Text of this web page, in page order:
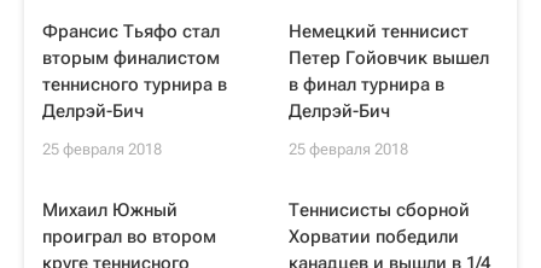
Франсис Тьяфо стал
вторым финалистом
теннисного турнира в
Делрэй-Бич
25 февраля 2018
Немецкий теннисист
Петер Гойовчик вышел
в финал турнира в
Делрэй-Бич
25 февраля 2018
Михаил Южный
проиграл во втором
круге теннисного
Теннисисты сборной
Хорватии победили
канадцев и вышли в 1/4